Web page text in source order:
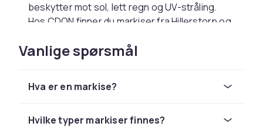
beskytter mot sol, lett regn og UV-stråling.
Hos CDON finner du markiser fraHillerstorpog
Markiser monteres på fasaden over
terrassen. Velg et markisestoff i UV-beskyttet
Manuelle og elektriske
Vanlige spørsmål
Hva er en markise?
Hvilke typer markiser finnes?